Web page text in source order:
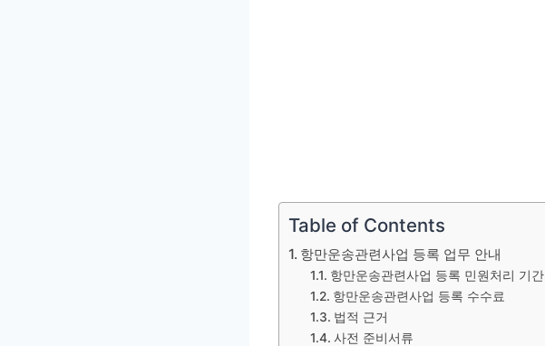
Table of Contents
항만운송관련사업 등록 업무 안내
항만운송관련사업 등록 민원처리 기간
항만운송관련사업 등록 수수료
법적 근거
사전 준비서류